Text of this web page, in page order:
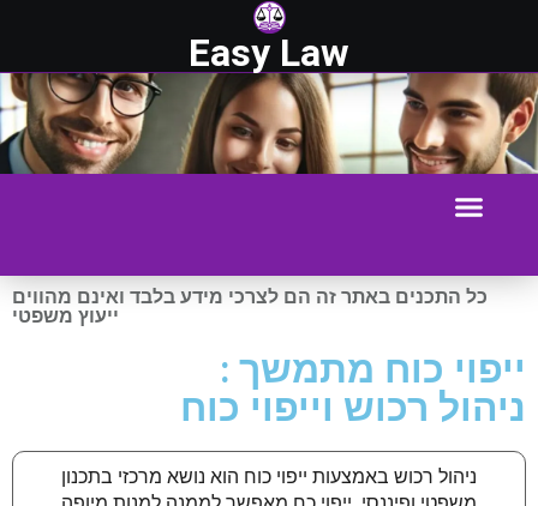
Easy Law
כל התכנים באתר זה הם לצרכי מידע בלבד ואינם מהווים
ייעוץ משפטי
ייפוי כוח מתמשך :
ניהול רכוש וייפוי כוח
ניהול רכוש באמצעות ייפוי כוח הוא נושא מרכזי בתכנון